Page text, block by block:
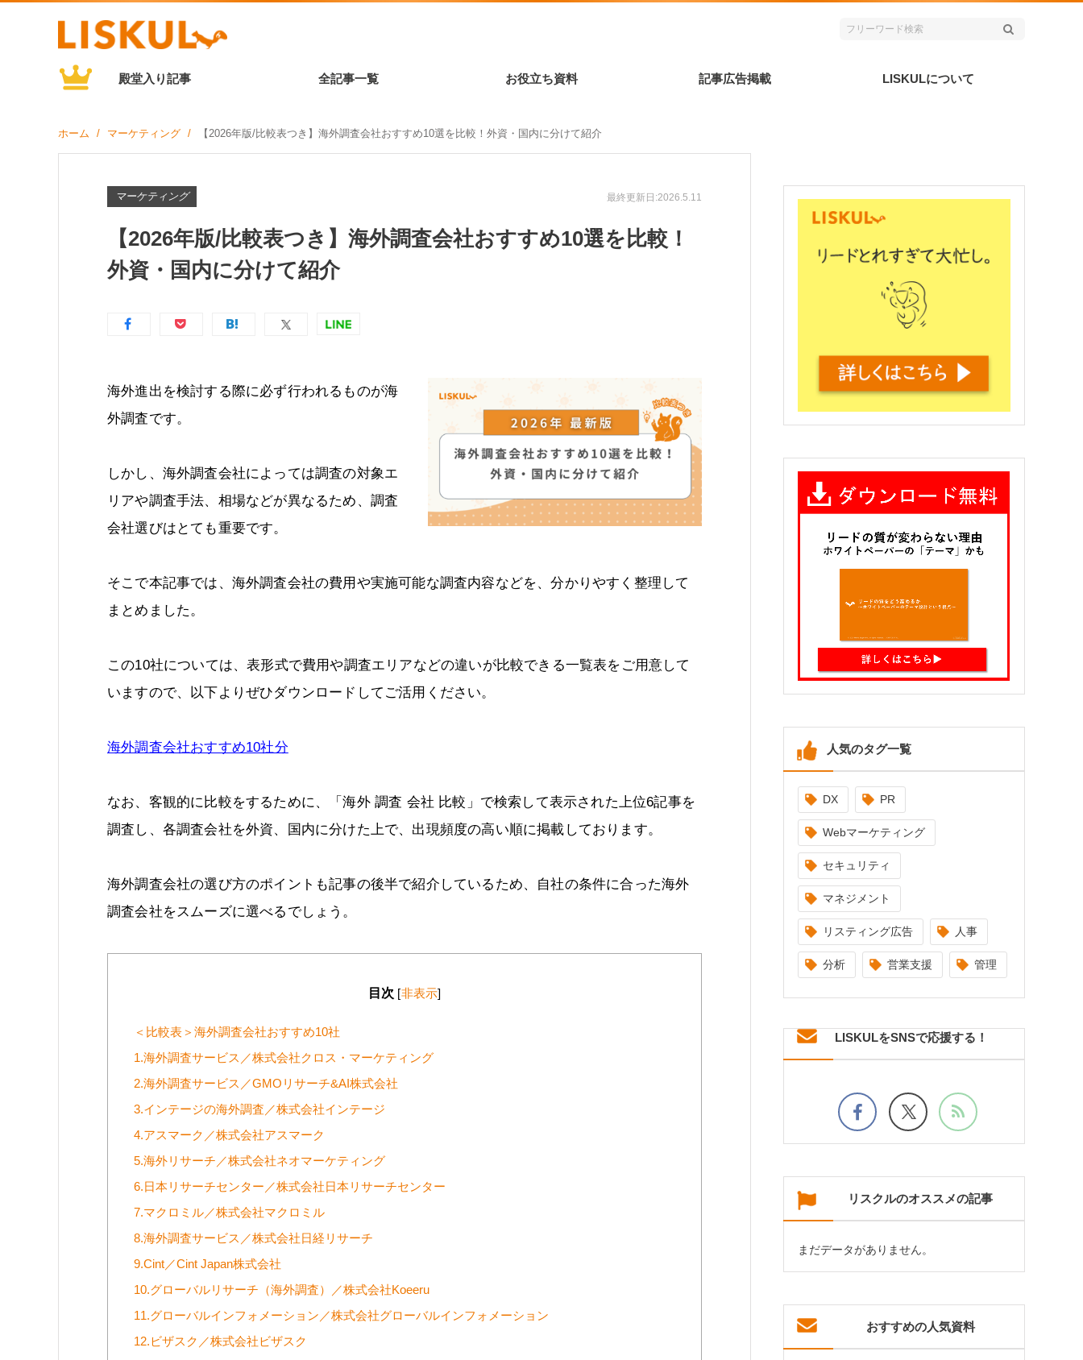
殿堂入り記事 全記事一覧 お役立ち資料 記事広告掲載 LISKULについて
ホーム マーケティング 【2026年版/比較表つき】海外調査会社おすすめ10選を比較！外資・国内に分けて紹介
マーケティング 最終更新日:2026.5.11
【2026年版/比較表つき】海外調査会社おすすめ10選を比較！
外資・国内に分けて紹介
海外進出を検討する際に必ず行われるものが海
外調査です。
しかし、海外調査会社によっては調査の対象エ
リアや調査手法、相場などが異なるため、調査
会社選びはとても重要です。
そこで本記事では、海外調査会社の費用や実施可能な調査内容などを、分かりやすく整理して
まとめました。
この10社については、表形式で費用や調査エリアなどの違いが比較できる一覧表をご用意して
いますので、以下よりぜひダウンロードしてご活用ください。
海外調査会社おすすめ10社分
なお、客観的に比較をするために、「海外 調査 会社 比較」で検索して表示された上位6記事を
調査し、各調査会社を外資、国内に分けた上で、出現頻度の高い順に掲載しております。
海外調査会社の選び方のポイントも記事の後半で紹介しているため、自社の条件に合った海外
調査会社をスムーズに選べるでしょう。
目次 [非表示]
＜比較表＞海外調査会社おすすめ10社
1.海外調査サービス／株式会社クロス・マーケティング
2.海外調査サービス／GMOリサーチ&AI株式会社
3.インテージの海外調査／株式会社インテージ
4.アスマーク／株式会社アスマーク
5.海外リサーチ／株式会社ネオマーケティング
6.日本リサーチセンター／株式会社日本リサーチセンター
7.マクロミル／株式会社マクロミル
8.海外調査サービス／株式会社日経リサーチ
9.Cint／Cint Japan株式会社
10.グローバルリサーチ（海外調査）／株式会社Koeeru
11.グローバルインフォメーション／株式会社グローバルインフォメーション
12.ビザスク／株式会社ビザスク
人気のタグ一覧
DX PR
Webマーケティング
セキュリティ
マネジメント
リスティング広告 人事
分析 営業支援 管理
LISKULをSNSで応援する！
リスクルのオススメの記事
まだデータがありません。
おすすめの人気資料